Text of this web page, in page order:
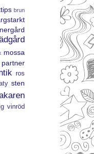
brun
mossa
ros
sten
vinröd